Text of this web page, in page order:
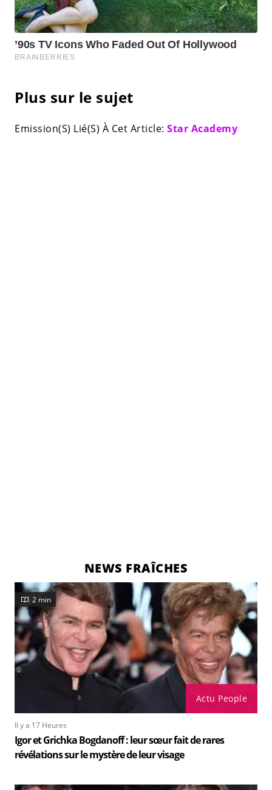
Plus sur le sujet
Emission(S) Lié(S) À Cet Article: Star Academy
NEWS FRAÎCHES
Actu People
2 min
Il y a 17 Heures
Igor et Grichka Bogdanoff : leur sœur fait de rares
révélations sur le mystère de leur visage